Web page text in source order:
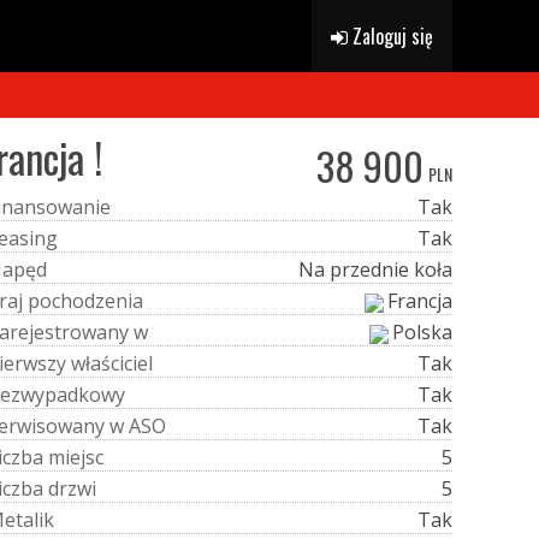
Zaloguj się
! 38 900 PLN
nansowanie
Tak
asing
Tak
apęd
Na przednie koła
raj pochodzenia
Francja
arejestrowanyw
Polska
ierwszywłaściciel
Tak
ezwypadkowy
Tak
rwisowanywASO
Tak
czba miejsc
5
czba drzwi
5
etalik
Tak